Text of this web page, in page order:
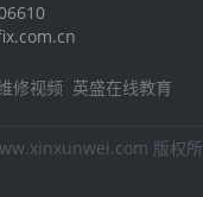
修视频 英盛在线教育
版权所